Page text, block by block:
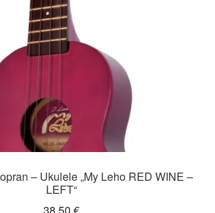
– Ukulele „My Leho RED WINE –
LEFT“